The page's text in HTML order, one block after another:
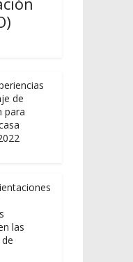
de
para
las